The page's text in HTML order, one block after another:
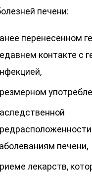
печени:
перенесенном
контакте с
печени,
лекарств,